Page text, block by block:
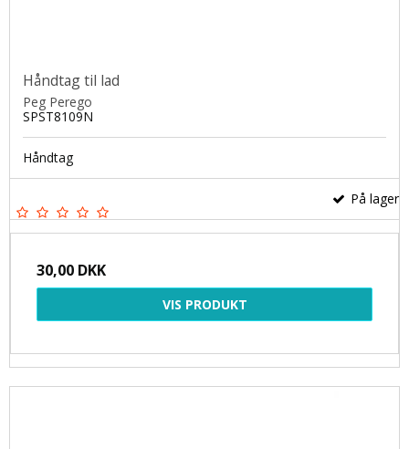
Håndtag til lad
Peg Perego
SPST8109N
Håndtag
På lager
30,00 DKK
VIS PRODUKT